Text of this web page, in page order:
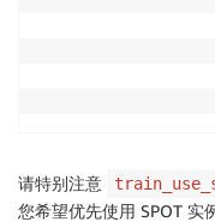
请特别注意
您希望优先使用 SPOT 实